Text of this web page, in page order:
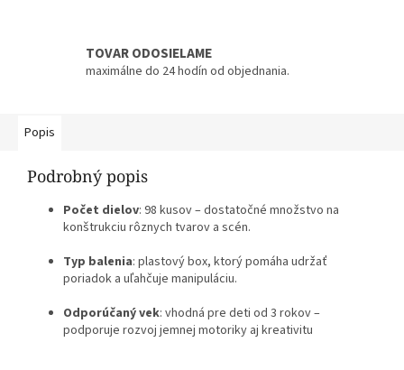
TOVAR ODOSIELAME
maximálne do 24 hodín od objednania.
Popis
Podrobný popis
Počet dielov: 98 kusov – dostatočné množstvo na
konštrukciu rôznych tvarov a scén.
Typ balenia: plastový box, ktorý pomáha udržať
poriadok a uľahčuje manipuláciu.
Odporúčaný vek: vhodná pre deti od 3 rokov –
podporuje rozvoj jemnej motoriky aj kreativitu